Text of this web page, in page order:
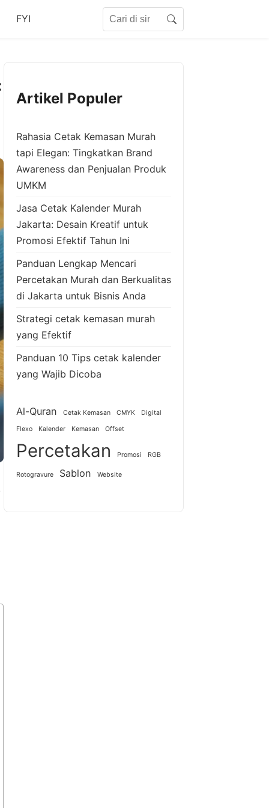
FYI Search
Artikel Populer
Rahasia Cetak Kemasan Murah
tapi Elegan: Tingkatkan Brand
Awareness dan Penjualan Produk
UMKM
Jasa Cetak Kalender Murah
Jakarta: Desain Kreatif untuk
Promosi Efektif Tahun Ini
Panduan Lengkap Mencari
Percetakan Murah dan Berkualitas
di Jakarta untuk Bisnis Anda
Strategi cetak kemasan murah
yang Efektif
Panduan 10 Tips cetak kalender
yang Wajib Dicoba
Al-Quran Cetak Kemasan CMYK Digital
Flexo Kalender Kemasan Offset
Percetakan Promosi RGB
Rotogravure Sablon Website